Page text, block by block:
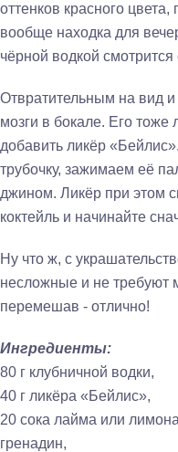
оттенков красного
вообще находка для
чёрной водкой
Отвратительным на вид
мозги в бокале. Его тоже
добавить ликёр
трубочку, зажимаем её
джином. Ликёр при этом
коктейль и начинайте
Ну что ж, с
несложные и не требуют
перемешав - отлично!
Ингредиенты:
80 г клубничной водки,
40 г ликёра «Бейлис»,
20 сока лайма или
гренадин,